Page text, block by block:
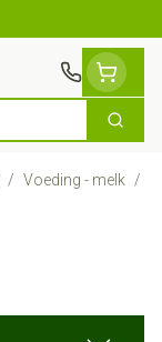
Zoek
/ Voeding - melk /